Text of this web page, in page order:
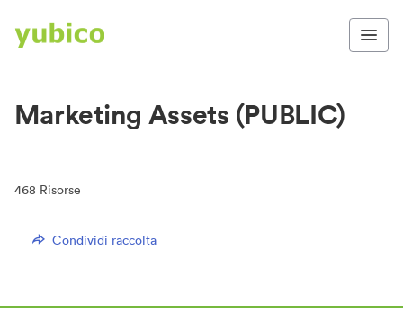
Marketing Assets (PUBLIC)
468 Risorse
Condividi raccolta